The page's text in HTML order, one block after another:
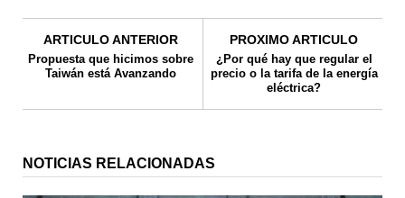
ARTICULO ANTERIOR
Propuesta que hicimos sobre
Taiwán está Avanzando
PROXIMO ARTICULO
¿Por qué hay que regular el
precio o la tarifa de la energía
eléctrica?
NOTICIAS RELACIONADAS